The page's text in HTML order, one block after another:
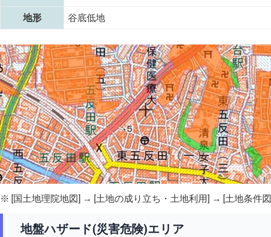
地形
谷底低地
※ [国土地理院地図] → [土地の成り立ち・土地利用] → [土地条件
地盤ハザード(災害危険)エリア